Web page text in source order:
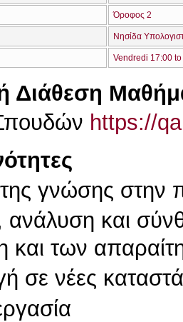
Όροφος 2
Νησίδα
Vendredi 17:00
Διάθεση
https://
γνώσης στην
ανάλυση και
και των
σε νέες